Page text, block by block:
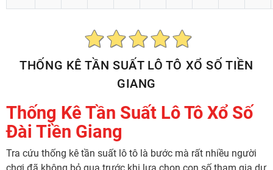
THỐNG KÊ TẦN SUẤT LÔ TÔ XỔ SỐ TIỀN
GIANG
Thống Kê Tần Suất Lô Tô Xổ Số
Đài Tiền Giang
Tra cứu thống kê tần suất lô tô là bước mà rất nhiều người